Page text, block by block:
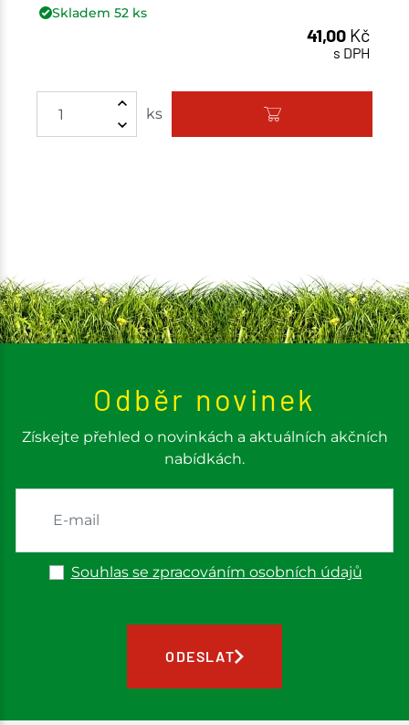
Skladem 52ks
41,00 Kč
s DPH
ks Množství
Odběr novinek
Získejte přehled o novinkách a aktuálních akčních
nabídkách.
Souhlas se zpracováním osobních údajů
ODESLAT